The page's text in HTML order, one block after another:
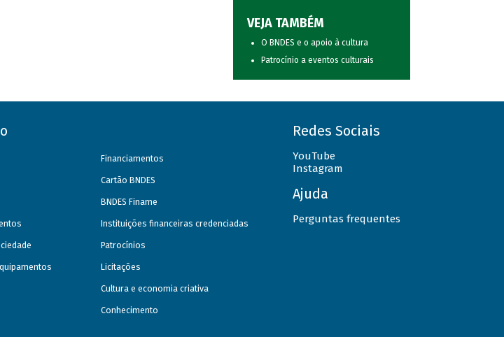
VEJA TAMBÉM
O BNDES e o apoio à cultura
Patrocínio a eventos culturais
Financiamentos
Cartão BNDES
BNDES Finame
Instituições financeiras credenciadas
Patrocínios
Licitações
Cultura e economia criativa
Conhecimento
Redes Sociais
YouTube
Instagram
Ajuda
Perguntas frequentes